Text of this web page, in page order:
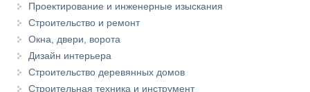
Проектирование и инженерные изыскания
Строительство и ремонт
Окна, двери, ворота
Дизайн интерьера
Строительство деревянных домов
Строительная техника и инструмент